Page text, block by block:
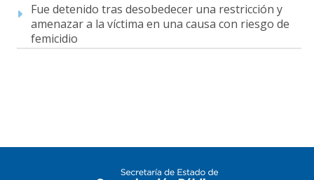
Fue detenido tras desobedecer una restricción y
amenazar a la víctima en una causa con riesgo de
femicidio